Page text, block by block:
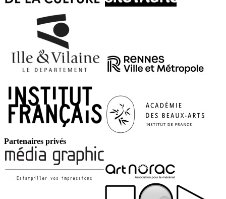
Partenaires privés